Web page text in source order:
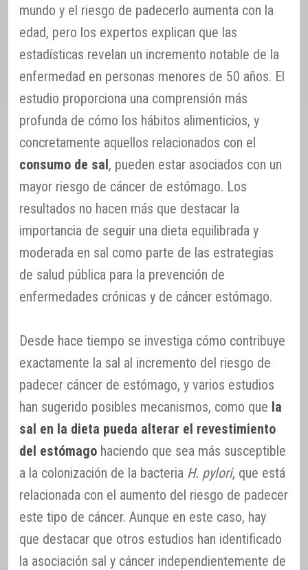
mundo y el riesgo de padecerlo aumenta con la
edad, pero los expertos explican que las
estadísticas revelan un incremento notable de la
enfermedad en personas menores de 50 años. El
estudio proporciona una comprensión más
profunda de cómo los hábitos alimenticios, y
concretamente aquellos relacionados con el
consumo de sal, pueden estar asociados con un
mayor riesgo de cáncer de estómago. Los
resultados no hacen más que destacar la
importancia de seguir una dieta equilibrada y
moderada en sal como parte de las estrategias
de salud pública para la prevención de
enfermedades crónicas y de cáncer estómago.
Desde hace tiempo se investiga cómo contribuye
exactamente la sal al incremento del riesgo de
padecer cáncer de estómago, y varios estudios
han sugerido posibles mecanismos, como que la
sal en la dieta pueda alterar el revestimiento
del estómago haciendo que sea más susceptible
a la colonización de la bacteria H. pylori, que está
relacionada con el aumento del riesgo de padecer
este tipo de cáncer. Aunque en este caso, hay
que destacar que otros estudios han identificado
la asociación sal y cáncer independientemente de